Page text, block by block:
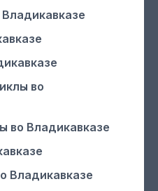
Владикавказе
во
во Владикавказе
Владикавказе